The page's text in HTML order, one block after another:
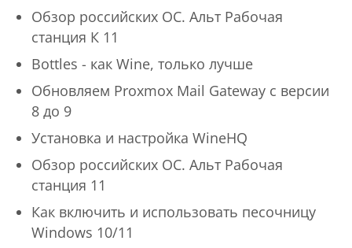
Обзор российских ОС. Альт Рабочая
станция К 11
Bottles - как Wine, только лучше
Обновляем Proxmox Mail Gateway с версии
8 до 9
Установка и настройка WineHQ
Обзор российских ОС. Альт Рабочая
станция 11
Как включить и использовать песочницу
Windows 10/11